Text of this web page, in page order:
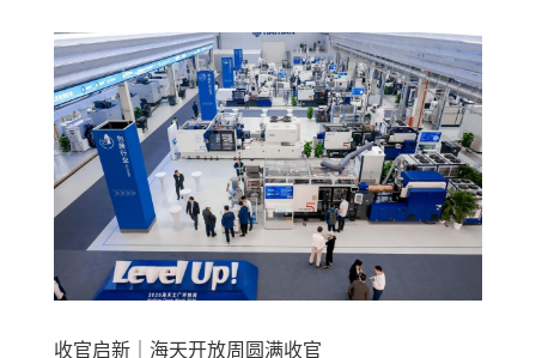
收官启新｜海天开放周圆满收官